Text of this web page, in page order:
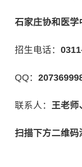
石家庄协和医学
招生电话：
QQ：
联系人： 王老师
扫描下方二维码